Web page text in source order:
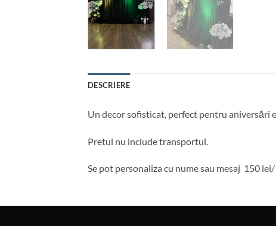
DESCRIERE
Un decor sofisticat, perfect pentru aniversări
Pretul nu include transportul.
Se pot personaliza cu nume sau mesaj 150